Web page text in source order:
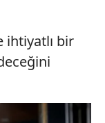
ihtiyatlı bir